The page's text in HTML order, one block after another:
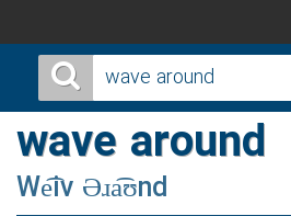
wave around
We͡iv Əɹa͡ʊnd